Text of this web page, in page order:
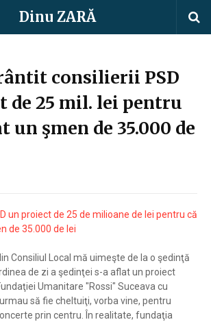
Dinu ZARĂ
consilierii PSD
de 25 mil. lei pentru
un şmen de 35.000 de
Consiliul Local mă uimeşte de la o şedinţă
de zi a şedinţei s-a aflat un proiect
Umanitare "Rossi" Suceava cu
să fie cheltuiţi, vorba vine, pentru
prin centru. În realitate, fundaţia